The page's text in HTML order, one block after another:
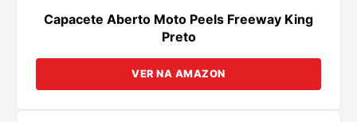
Capacete Aberto Moto Peels Freeway King
Preto
VER NA AMAZON